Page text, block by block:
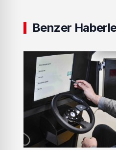
Benzer